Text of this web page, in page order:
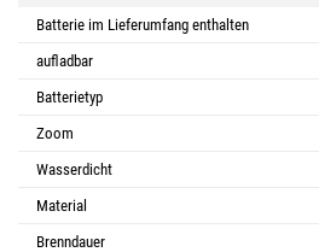
Batterie im Lieferumfang enthalten
aufladbar
Batterietyp
Zoom
Wasserdicht
Material
Brenndauer